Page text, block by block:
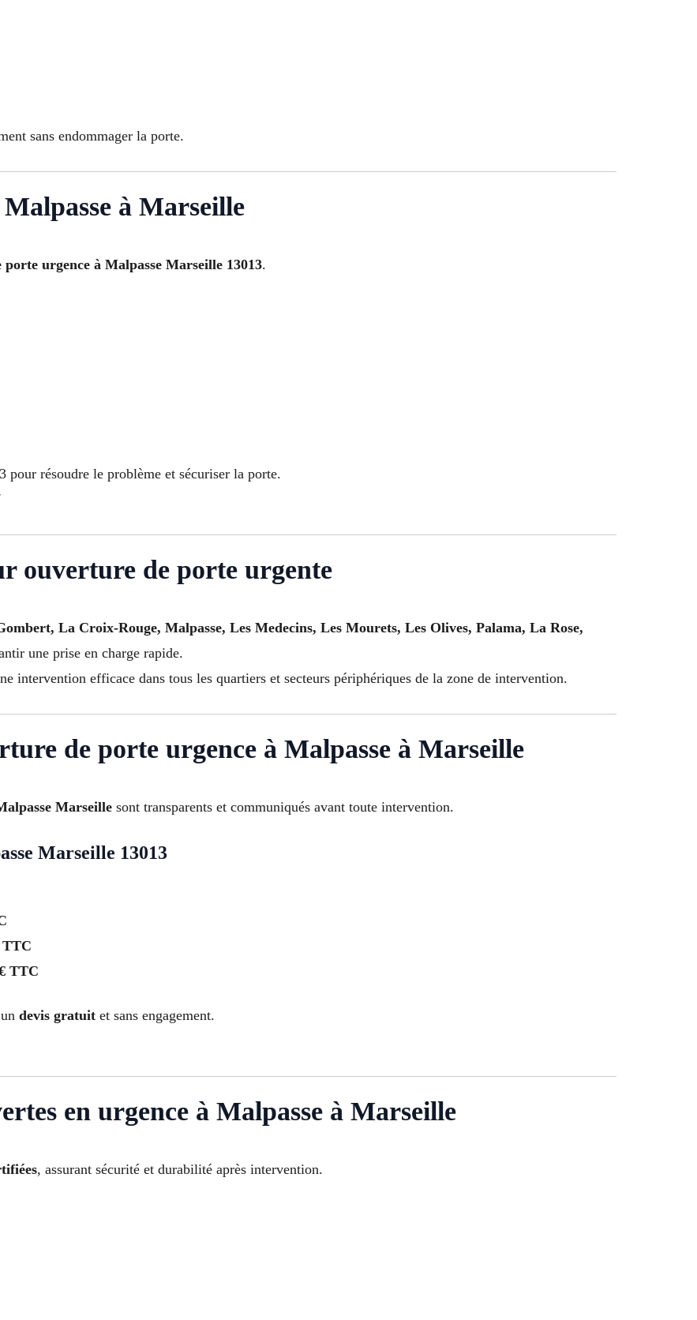
sans endommager la porte.
à Marseille
urgence à Malpasse Marseille 13013.
pour résoudre le problème et sécuriser la porte.
ouverture de porte urgente
La Croix-Rouge, Malpasse, Les Medecins, Les Mourets, Les Olives, Palama, La Rose,
une prise en charge rapide.
intervention efficace dans tous les quartiers et secteurs périphériques de la zone de intervention.
de porte urgence à Malpasse à Marseille
Marseille sont transparents et communiqués avant toute intervention.
Marseille 13013
TTC
TTC
devis gratuit et sans engagement.
en urgence à Malpasse à Marseille
, assurant sécurité et durabilité après intervention.